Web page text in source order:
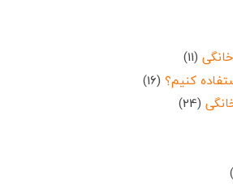
(11)
کنیم؟ (16)
(24)